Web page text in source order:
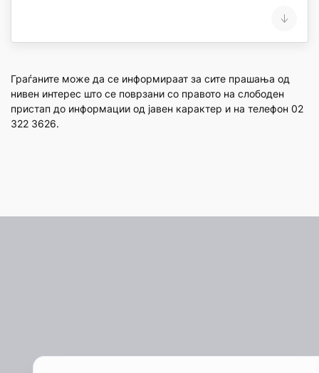
Граѓаните може да се информираат за сите прашања од
нивен интерес што се поврзани со правото на слободен
пристап до информации од јавен карактер и на телефон 02
322 3626.